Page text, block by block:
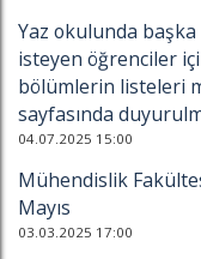
Yaz okulunda
isteyen öğrenciler
bölümlerin listeleri
sayfasında
04.07.2025 15:00
Mühendislik
Mayıs
03.03.2025 17:00